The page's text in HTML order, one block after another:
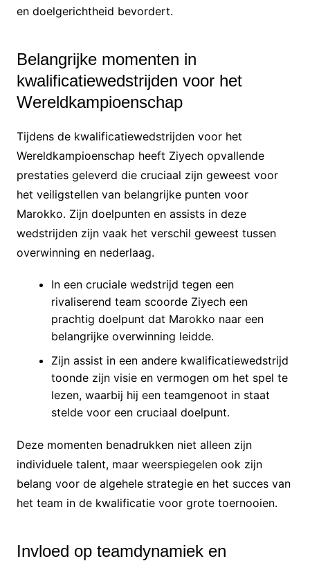
en doelgerichtheid bevordert.
Belangrijke momenten in
kwalificatiewedstrijden voor het
Wereldkampioenschap
Tijdens de kwalificatiewedstrijden voor het
Wereldkampioenschap heeft Ziyech opvallende
prestaties geleverd die cruciaal zijn geweest voor
het veiligstellen van belangrijke punten voor
Marokko. Zijn doelpunten en assists in deze
wedstrijden zijn vaak het verschil geweest tussen
overwinning en nederlaag.
In een cruciale wedstrijd tegen een
rivaliserend team scoorde Ziyech een
prachtig doelpunt dat Marokko naar een
belangrijke overwinning leidde.
Zijn assist in een andere kwalificatiewedstrijd
toonde zijn visie en vermogen om het spel te
lezen, waarbij hij een teamgenoot in staat
stelde voor een cruciaal doelpunt.
Deze momenten benadrukken niet alleen zijn
individuele talent, maar weerspiegelen ook zijn
belang voor de algehele strategie en het succes van
het team in de kwalificatie voor grote toernooien.
Invloed op teamdynamiek en